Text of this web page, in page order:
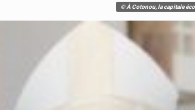
© À Cotonou, la capitale